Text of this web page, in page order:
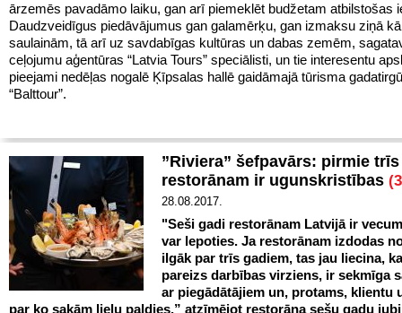
ārzemēs pavadāmo laiku, gan arī piemeklēt budžetam atbilstošas
Daudzveidīgus piedāvājumus gan galamērķu, gan izmaksu ziņā
saulainām, tā arī uz savdabīgas kultūras un dabas zemēm,
ceļojumu aģentūras “Latvia Tours” speciālisti, un tie interesentu
pieejami nedēļas nogalē Ķīpsalas hallē gaidāmajā tūrisma gadatirgū
“Balttour”.
”Riviera” šefpavārs: pirmie
restorānam ir ugunskristības
28.08.2017.
"Seši gadi restorānam Latvijā ir
var lepoties. Ja restorānam izdodas
ilgāk par trīs gadiem, tas jau liecina,
pareizs darbības virziens, ir sekmīga
ar piegādātājiem un, protams, klientu
par ko sakām lielu paldies,” atzīmējot restorāna sešu gadu